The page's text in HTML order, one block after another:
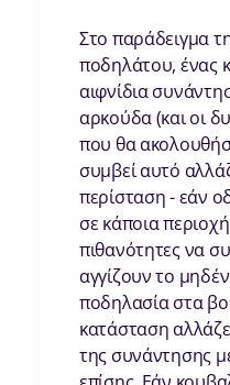
Στο παράδειγμα
ποδηλάτου, ένας
αιφνίδια
αρκούδα (και οι
που θα
συμβεί αυτό
περίσταση - εάν
σε κάποια
πιθανότητες να
αγγίζουν το
ποδηλασία στα
κατάσταση
της συνάντησης